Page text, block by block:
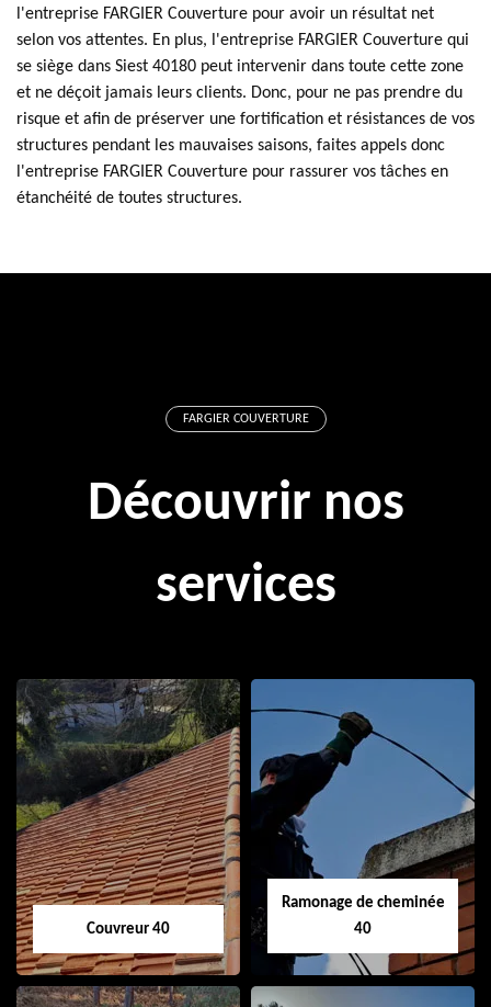
l'entreprise FARGIER Couverture pour avoir un résultat net
selon vos attentes. En plus, l'entreprise FARGIER Couverture qui
se siège dans Siest 40180 peut intervenir dans toute cette zone
et ne déçoit jamais leurs clients. Donc, pour ne pas prendre du
risque et afin de préserver une fortification et résistances de vos
structures pendant les mauvaises saisons, faites appels donc
l'entreprise FARGIER Couverture pour rassurer vos tâches en
étanchéité de toutes structures.
FARGIER COUVERTURE
Découvrir nos
services
Couvreur 40
Ramonage de cheminée
40